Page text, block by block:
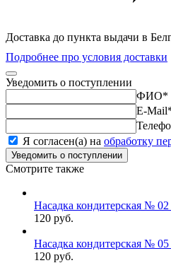
Доставка до пункта выдачи в
Подробнее про условия доставки
Уведомить о поступлении
ФИО*
E-Mail
Я согласен(а) на обработку
Уведомить о поступлении
Смотрите также
Насадка кондитерская №
120 руб.
Насадка кондитерская №
120 руб.